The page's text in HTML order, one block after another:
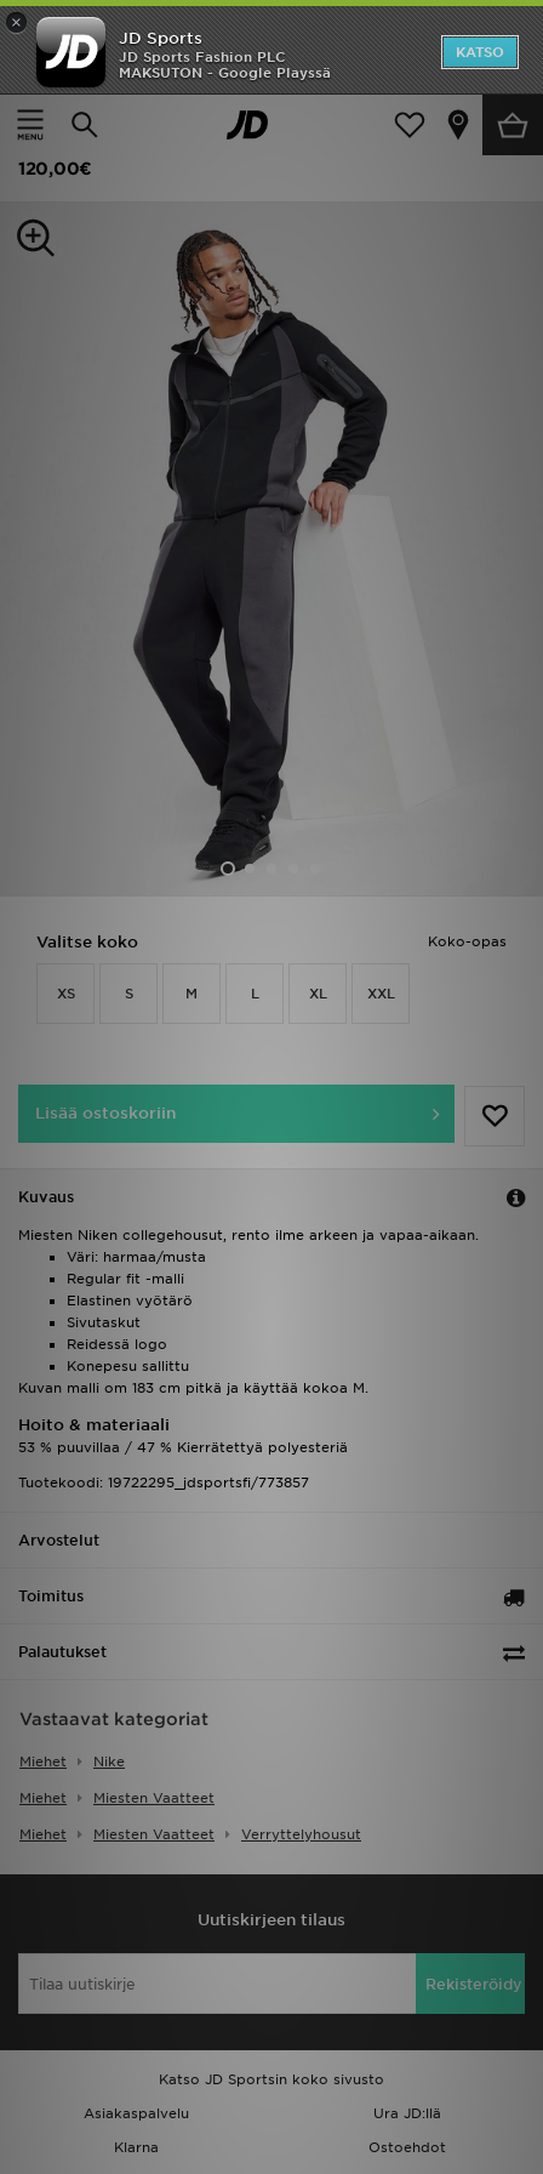
×
JD Sports
JD Sports Fashion PLC
MAKSUTON - Google Playssä
KATSO
Etusivu
Miehet Miesten vaatteet Verryttelyhousut
Nike Collegehousut Miehet
120,00€
Koko-opas
Valitse koko
XS S M L XL XXL
Lisää ostoskoriin
Kuvaus
Miesten Niken collegehousut, rento ilme arkeen ja vapaa-aikaan.
Väri: harmaa/musta
Regular fit -malli
Elastinen vyötärö
Sivutaskut
Reidessä logo
Konepesu sallittu
Kuvan malli om 183 cm pitkä ja käyttää kokoa M.
Hoito & materiaali
53 % puuvillaa / 47 % Kierrätettyä polyesteriä
Tuotekoodi: 19722295_jdsportsfi/773857
Arvostelut
Toimitus
Palautukset
Vastaavat kategoriat
Miehet Nike
Miehet Miesten Vaatteet
Miehet Miesten Vaatteet Verryttelyhousut
Uutiskirjeen tilaus
Rekisteröidy
Katso JD Sportsin koko sivusto
Asiakaspalvelu
Ura JD:llä
Klarna
Ostoehdot
Etusivu
Ale
Miehet
Lataa JD-sovellus
Asiakaspalvelu ja tietoa